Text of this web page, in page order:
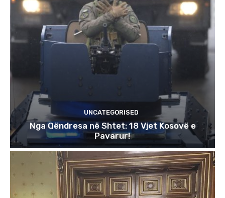
UNCATEGORISED
Nga Qëndresa në Shtet: 18 Vjet Kosovë e
Pavarur!